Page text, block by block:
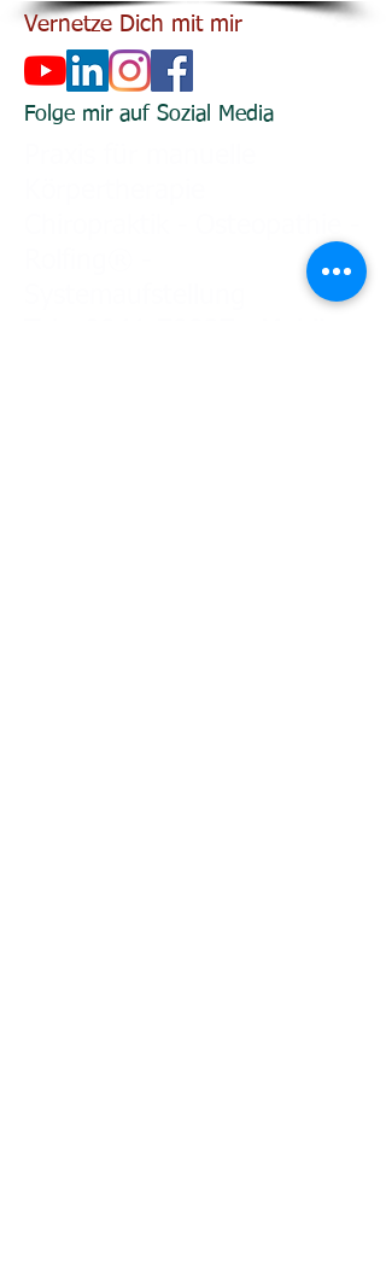
Vernetze Dich mit mir
Folge mir auf Sozial Media